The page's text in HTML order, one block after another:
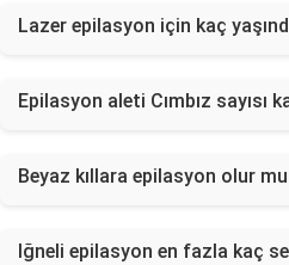
Lazer epilasyon için kaç
Epilasyon aleti Cımbız sayısı
Beyaz kıllara epilasyon olur
Iğneli epilasyon en fazla kaç